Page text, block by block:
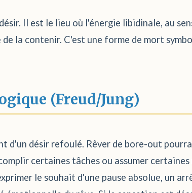
Il est le lieu où l'énergie libidinale, au
la contenir. C'est une forme de mort
(Freud/Jung)
d'un désir refoulé. Rêver de bore-out
certaines tâches ou assumer
le souhait d'une pause absolue, un